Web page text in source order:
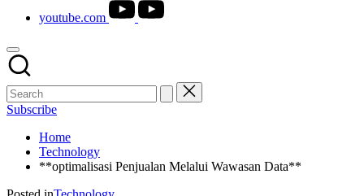
youtube.com
Subscribe
Home
Technology
**optimalisasi Penjualan Melalui Wawasan Data**